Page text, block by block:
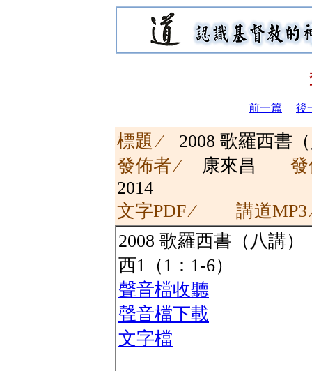
前一篇 後
標題 ∕2008 歌羅西
發佈者 ∕
康來昌
2014
文字PDF ∕
講道
2008 歌羅西書（八講）
西1（1：1-6）
聲音檔收聽
聲音檔下載
文字檔